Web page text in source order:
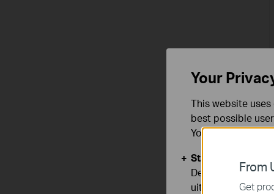
From
Get
Your
This website
best possible
You can find
Standaard Cookies
Deze cookies zijn
uitgeschakeld.